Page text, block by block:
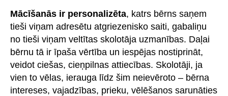
Mācīšanās ir personalizēta, katrs bērns saņem
tieši viņam adresētu atgriezenisko saiti, gabaliņu
no tieši viņam veltītas skolotāja uzmanības. Daļai
bērnu tā ir īpaša vērtība un iespējas nostiprināt,
veidot ciešas, cieņpilnas attiecības. Skolotāji, ja
vien to vēlas, ierauga līdz šim neievēroto – bērna
intereses, vajadzības, prieku, vēlēšanos sarunāties